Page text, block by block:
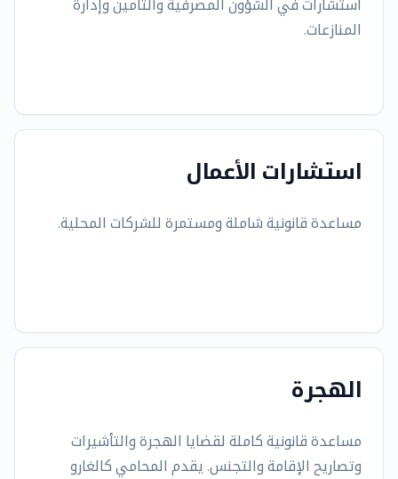
استشارات في الشؤون المصرفية والتأمين وإدارة
المنازعات.
استشارات الأعمال
مساعدة قانونية شاملة ومستمرة للشركات المحلية.
الهجرة
مساعدة قانونية كاملة لقضايا الهجرة والتأشيرات
وتصاريح الإقامة والتجنس. يقدم المحامي كالغارو